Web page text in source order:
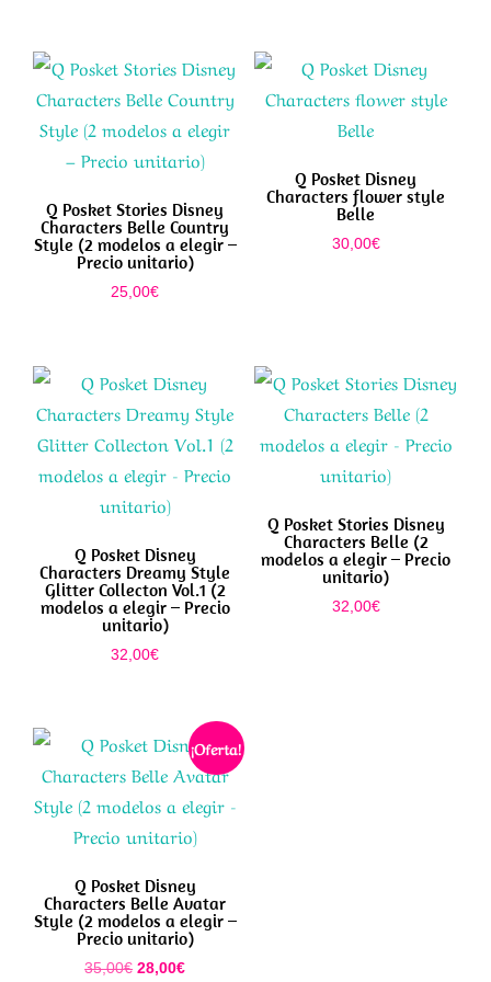
Q Posket Stories Disney
Characters Belle Country
Style (2 modelos a elegir –
Precio unitario)
25,00€
Q Posket Disney
Characters flower style
Belle
30,00€
Q Posket Disney
Characters Dreamy Style
Glitter Collecton Vol.1 (2
modelos a elegir – Precio
unitario)
32,00€
Q Posket Stories Disney
Characters Belle (2
modelos a elegir – Precio
unitario)
32,00€
¡Oferta!
Q Posket Disney
Characters Belle Avatar
Style (2 modelos a elegir –
Precio unitario)
35,00€ El
28,00€El